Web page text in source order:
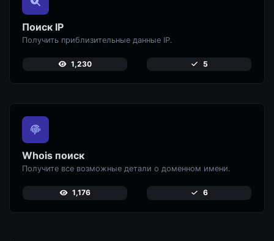
Поиск IP
Получить приблизительные данные IP.
1,230 5
Whois поиск
Получите все возможные детали о доменном имени.
1,176 6